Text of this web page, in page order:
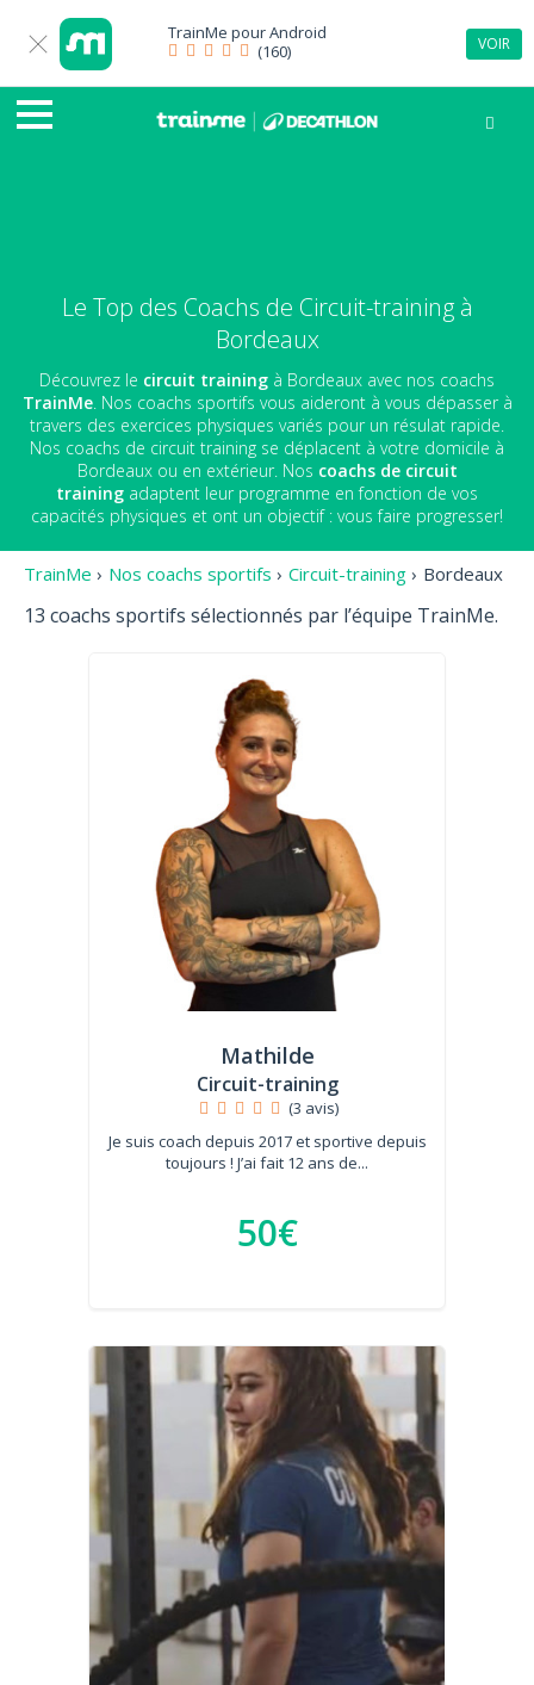
TrainMe pourAndroid
(160)
VOIR
Le Top des Coachs de Circuit-training à
Bordeaux
Découvrez le circuit training à Bordeaux avec nos coachs
TrainMe. Nos coachs sportifs vous aideront à vous dépasser à
travers des exercices physiques variés pour un résulat rapide.
Nos coachs de circuit training se déplacent à votre domicile à
Bordeaux ou en extérieur. Nos coachs de circuit
training adaptent leur programme en fonction de vos
capacités physiques et ont un objectif : vous faire progresser!
TrainMe › Nos coachs sportifs › Circuit-training › Bordeaux
13 coachs sportifs sélectionnés par l’équipe TrainMe.
Mathilde
Circuit-training
(3 avis)
Je suis coach depuis 2017 et sportive depuis
toujours ! J’ai fait 12 ans de...
50€